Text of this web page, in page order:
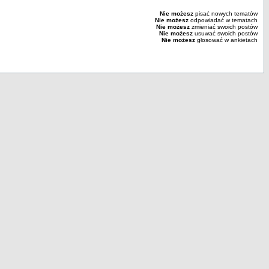
Nie możesz pisać nowych tematów
Nie możesz odpowiadać w tematach
Nie możesz zmieniać swoich postów
Nie możesz usuwać swoich postów
Nie możesz głosować w ankietach